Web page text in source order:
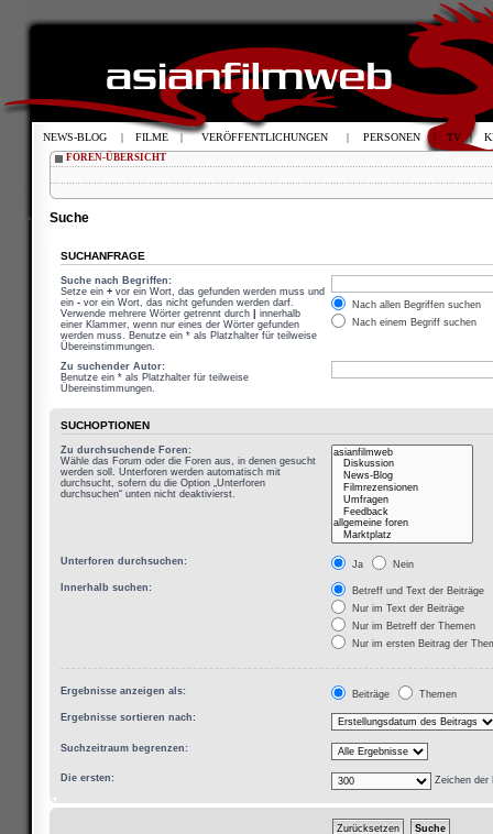
FOREN-ÜBERSICHT
Suche
SUCHANFRAGE
Suche nach Begriffen:
Setze ein + vor ein Wort, das gefunden werden muss und
ein - vor ein Wort, das nicht gefunden werden darf.
Verwende mehrere Wörter getrennt durch
innerhalb
einer Klammer, wenn nur eines der Wörter gefunden
werden muss. Benutze ein * als Platzhalter für teilweise
Übereinstimmungen.
Nach allen Begriffen suchen
Nach einem Begriff suchen
Zu suchender Autor:
Benutze ein * als Platzhalter für teilweise
Übereinstimmungen.
SUCHOPTIONEN
Zu durchsuchende Foren:
Wähle das Forum oder die Foren aus, in denen gesucht
werden soll. Unterforen werden automatisch mit
durchsucht, sofern du die Option „Unterforen
durchsuchen“ unten nicht deaktivierst.
Unterforen durchsuchen: Ja Nein
Innerhalb suchen:
Betreff und Text der Beiträge
Nur im Text der Beiträge
Nur im Betreff der Themen
Nur im ersten Beitrag der
Ergebnisse anzeigen als: Beiträge Themen
Ergebnisse sortieren nach:
Suchzeitraum begrenzen:
Die ersten: Zeichen der
NEWS-BLOG | FILME | VERÖFFENTLICHUNGEN | PERSONEN | TV |